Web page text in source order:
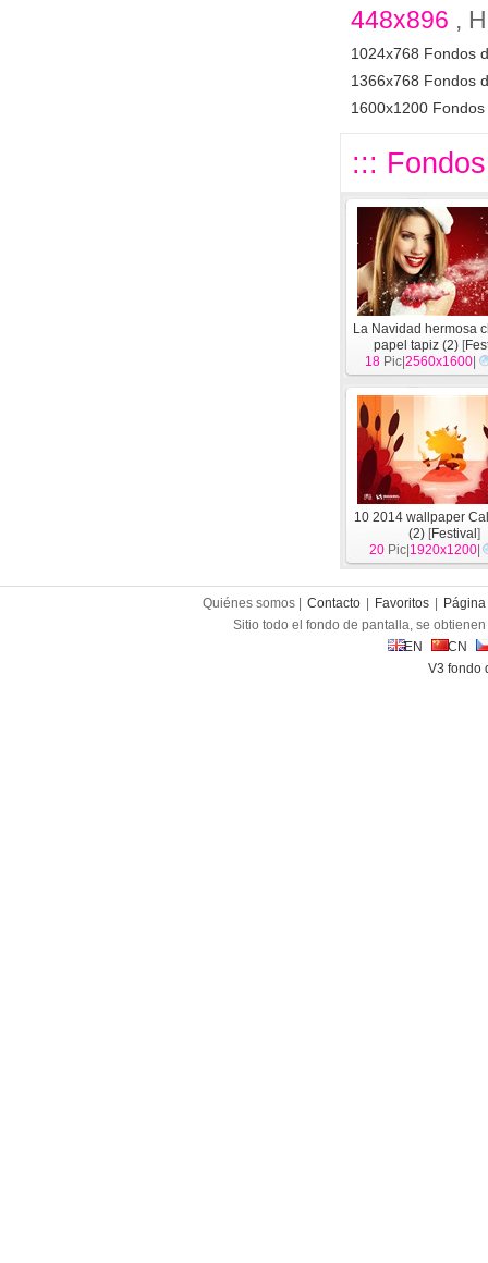
448x896 ,
1024x768 Fondos
1366x768 Fondos
1600x1200
:::
La Navidad hermosa
papel tapiz (2) [
18 Pic|2560x1600
10 2014 wallpaper
(2) [Festival ]
20 Pic| 1920x1200
Quiénes somos | Contacto Favoritos
Sitio todo el fondo de pantalla, se
EN
CN
V3 fondo